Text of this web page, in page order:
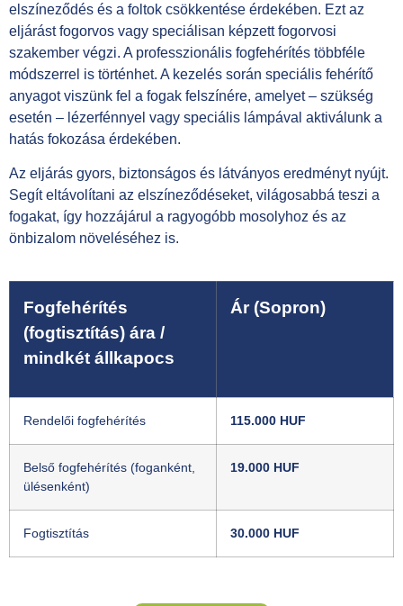
elszíneződés és a foltok csökkentése érdekében. Ezt az
eljárást fogorvos vagy speciálisan képzett fogorvosi
szakember végzi. A professzionális fogfehérítés többféle
módszerrel is történhet. A kezelés során speciális fehérítő
anyagot viszünk fel a fogak felszínére, amelyet – szükség
esetén – lézerfénnyel vagy speciális lámpával aktiválunk a
hatás fokozása érdekében.
Az eljárás gyors, biztonságos és látványos eredményt nyújt.
Segít eltávolítani az elszíneződéseket, világosabbá teszi a
fogakat, így hozzájárul a ragyogóbb mosolyhoz és az
önbizalom növeléséhez is.
Fogfehérítés
(fogtisztítás) ára /
mindkét állkapocs
Ár (Sopron)
Rendelői fogfehérítés 115.000 HUF
Belső fogfehérítés (foganként,
ülésenként)
19.000 HUF
Fogtisztítás 30.000 HUF